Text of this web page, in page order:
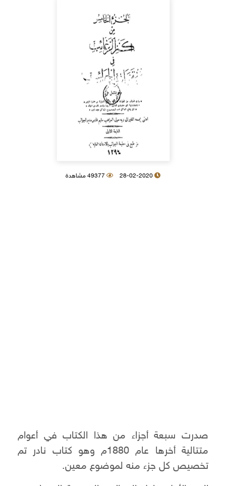
28-02-2020 49377 مشاهدة
صدرت سبعة أجزاء من هذا الكتاب في أعوام
متتالية أخرها عام 1880م وهو كتاب نادر تم
تخصيص كل جزء منه لموضوع معين.